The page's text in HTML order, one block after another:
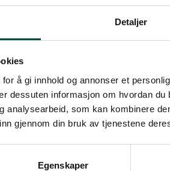
Detaljer
å gi innhold og annonser et
dessuten informasjon om hvordan
analysearbeid, som kan kombinere
gjennom din bruk av tjenestene
Egenskaper
gruveavfall i